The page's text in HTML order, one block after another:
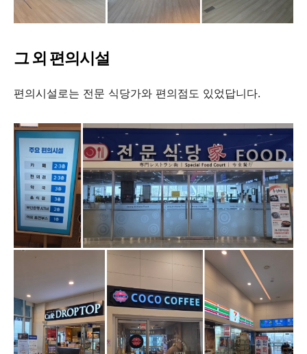
그 외 편의시설
편의시설로는 전문 식당가와 편의점도 있었답니다.